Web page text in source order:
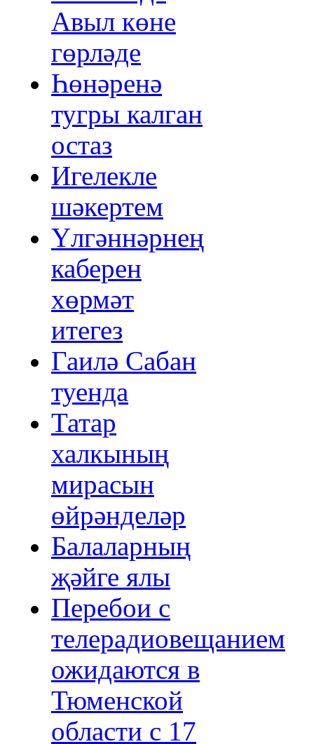
Авыл көне
гөрләде
Һөнәренә
тугры калган
остаз
Игелекле
шәкертем
Үлгәннәрнең
каберен
хөрмәт
итегез
Гаилә Сабан
туенда
Татар
халкының
мирасын
өйрәнделәр
Балаларның
җәйге ялы
Перебои с
телерадиовещанием
ожидаются в
Тюменской
области с 17